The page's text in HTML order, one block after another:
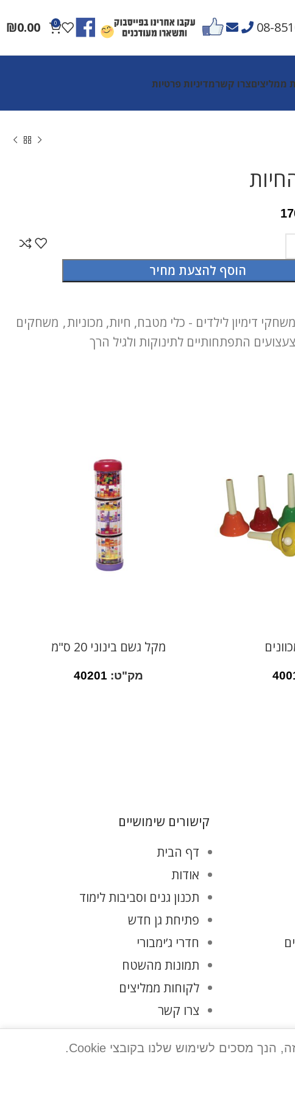
08-
0
₪0.00
ממליציםצרו קשרמדיניות פרטיות
הוסף להצעת מחיר
משחקי דימיון לילדים - כלי מטבח, חיות, מכוניות, משחקים
צעצועים התפתחותיים לתינוקות ולגיל הרך
מקל גשם בינוני 20 ס"מ
מק"ט: 40201
קישורים שימושיים
דף הבית
אודות
תכנון גנים וסביבות לימוד
פתיחת גן חדש
חדרי ג’ימבורי
תמונות מהשטח
לקוחות ממליצים
צרו קשר
מדיניות פרטיות